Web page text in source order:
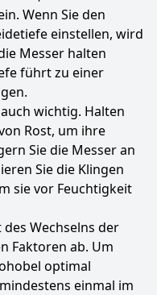
Wenn Sie den
einstellen, wird
Messer halten
führt zu einer
wichtig. Halten
Rost, um ihre
Sie die Messer an
Sie die Klingen
sie vor Feuchtigkeit
Wechselns der
Faktoren ab. Um
optimal
einmal im